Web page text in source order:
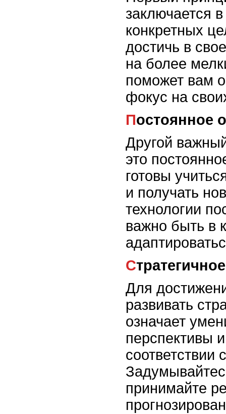
заключается
конкретных
достичь в
на более
поможет вам
фокус на
Постоянное
Другой
это
готовы
и получать
технологии
важно быть в
Для
развивать
означает
перспективы
соответствии
принимайте